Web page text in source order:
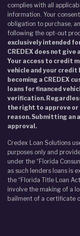
complies with all
information. Your
obligation to purchase,
following the opt-out
exclusively intended
CREDEX does not
Your access to credit
vehicle and your
becoming a CREDEX
loans for financed
verification.
the right to approve or
reason. Submitting an
approval.
Credex Loan Solutions
purposes only and
under the “Florida
as such lenders loans is
the “Florida Title Loan
involve the making of a
bailment of a certificate